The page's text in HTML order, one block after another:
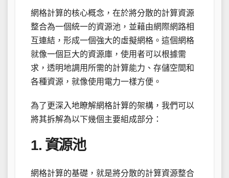
網格計算的核心概念，在於將分散的計算資源
整合為一個統一的資源池，並藉由網際網路相
互連結，形成一個強大的虛擬網格。這個網格
就像一個巨大的資源庫，使用者可以根據需
求，透明地調用所需的計算能力、存儲空間和
各種資源，就像使用電力一樣方便。
為了更深入地瞭解網格計算的架構，我們可以
將其拆解為以下幾個主要組成部分：
1. 資源池
網格計算的基礎，就是將分散的計算資源整合